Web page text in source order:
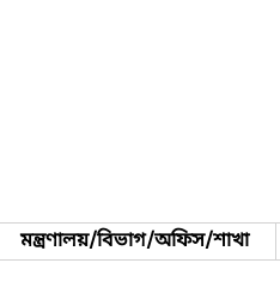
মন্ত্রণালয়/বিভাগ/অফিস/শাখা